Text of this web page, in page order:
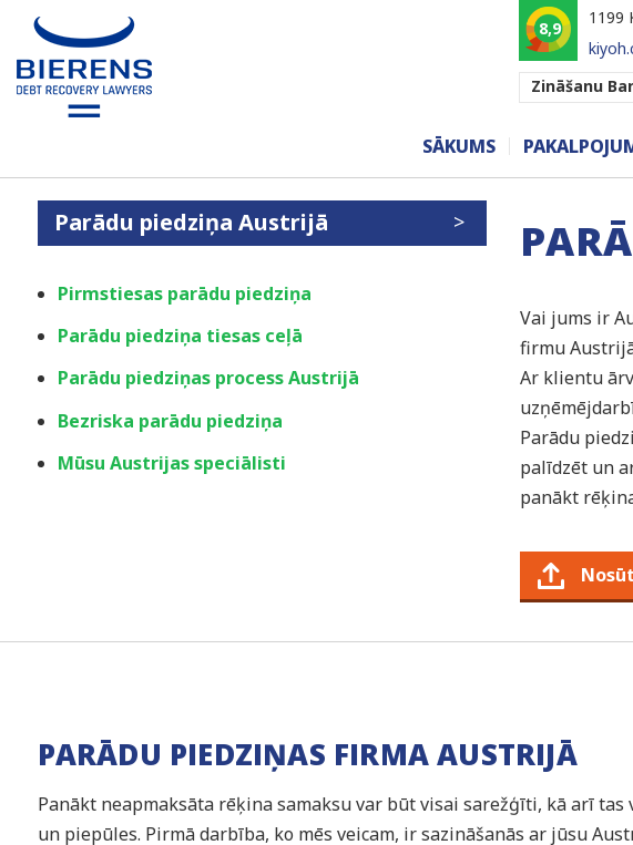
8,9
1199
Zināšanu
SĀKUMS
Parādu piedziņa Austrijā
Pirmstiesas parādu piedziņa
Parādu piedziņa tiesas ceļā
Parādu piedziņas process Austrijā
Bezriska parādu piedziņa
Mūsu Austrijas speciālisti
Vai jums ir
firmu
Ar klientu
Parādu
palīdzēt un
panākt
PARĀDU PIEDZIŅAS FIRMA AUSTRIJĀ
Panākt neapmaksāta rēķina samaksu var būt visai sarežģīti, kā arī tas
un piepūles. Pirmā darbība, ko mēs veicam, ir sazināšanās ar jūsu